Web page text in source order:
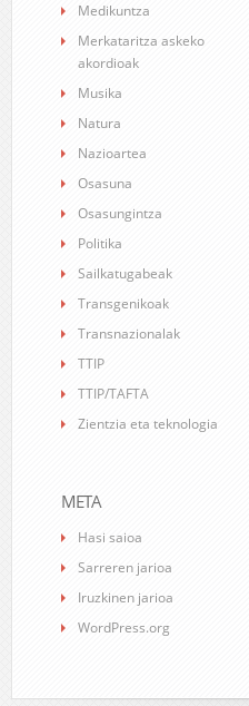
Medikuntza
Merkataritza askeko
akordioak
Musika
Natura
Nazioartea
Osasuna
Osasungintza
Politika
Sailkatugabeak
Transgenikoak
Transnazionalak
TTIP
TTIP/TAFTA
Zientzia eta teknologia
META
Hasi saioa
Sarreren jarioa
Iruzkinen jarioa
WordPress.org